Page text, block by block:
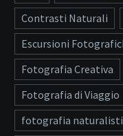
Contrasti Naturali
Escursioni
Fotografia Creativa
Fotografia di Viaggio
fotografia